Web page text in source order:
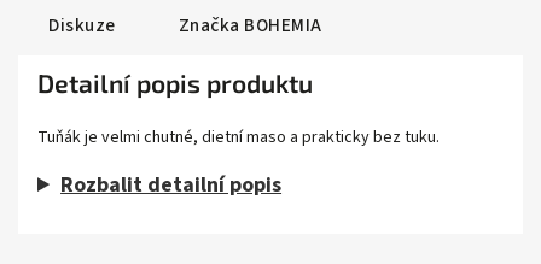
Diskuze
Značka BOHEMIA
Detailní popis produktu
Tuňák je velmi chutné, dietní maso a prakticky bez tuku.
Rozbalit detailní popis